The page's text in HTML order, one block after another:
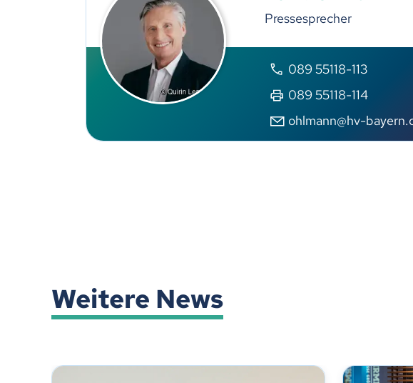
Pressesprecher
089 55118-113
089 55118-114
ohlmann@hv-
Weitere News